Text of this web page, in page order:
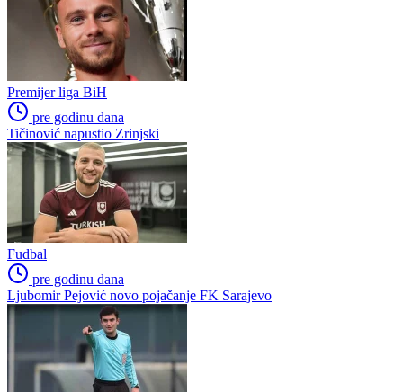
Premijer liga BiH
pre godinu dana
Tičinović napustio Zrinjski
Fudbal
pre godinu dana
Ljubomir Pejović novo pojačanje FK Sarajevo